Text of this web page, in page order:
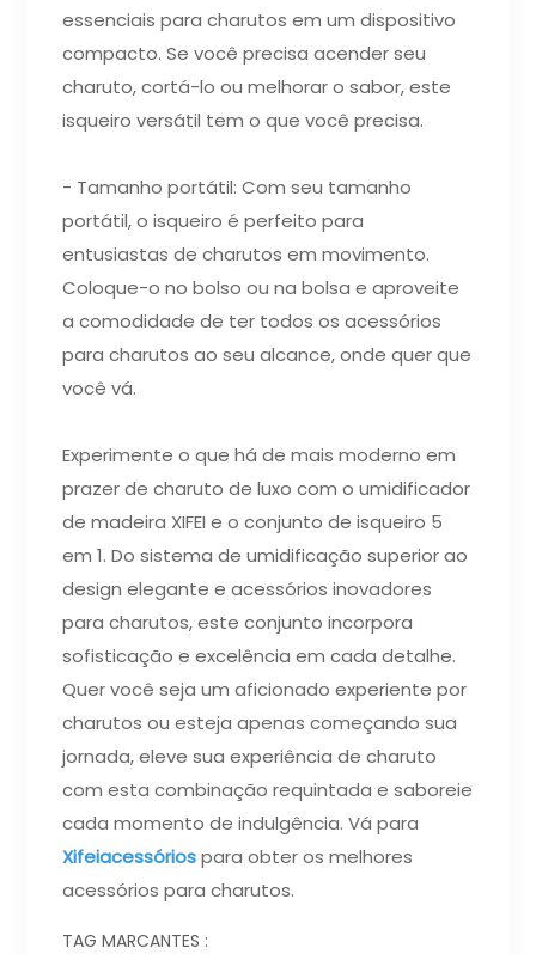
essenciais para charutos em um dispositivo
compacto. Se você precisa acender seu
charuto, cortá-lo ou melhorar o sabor, este
isqueiro versátil tem o que você precisa.
- Tamanho portátil: Com seu tamanho
portátil, o isqueiro é perfeito para
entusiastas de charutos em movimento.
Coloque-o no bolso ou na bolsa e aproveite
a comodidade de ter todos os acessórios
para charutos ao seu alcance, onde quer que
você vá.
Experimente o que há de mais moderno em
prazer de charuto de luxo com o umidificador
de madeira XIFEI e o conjunto de isqueiro 5
em 1. Do sistema de umidificação superior ao
design elegante e acessórios inovadores
para charutos, este conjunto incorpora
sofisticação e excelência em cada detalhe.
Quer você seja um aficionado experiente por
charutos ou esteja apenas começando sua
jornada, eleve sua experiência de charuto
com esta combinação requintada e saboreie
cada momento de indulgência. Vá para
Xifeiacessóriospara obter os melhores
acessórios para charutos.
TAG MARCANTES :